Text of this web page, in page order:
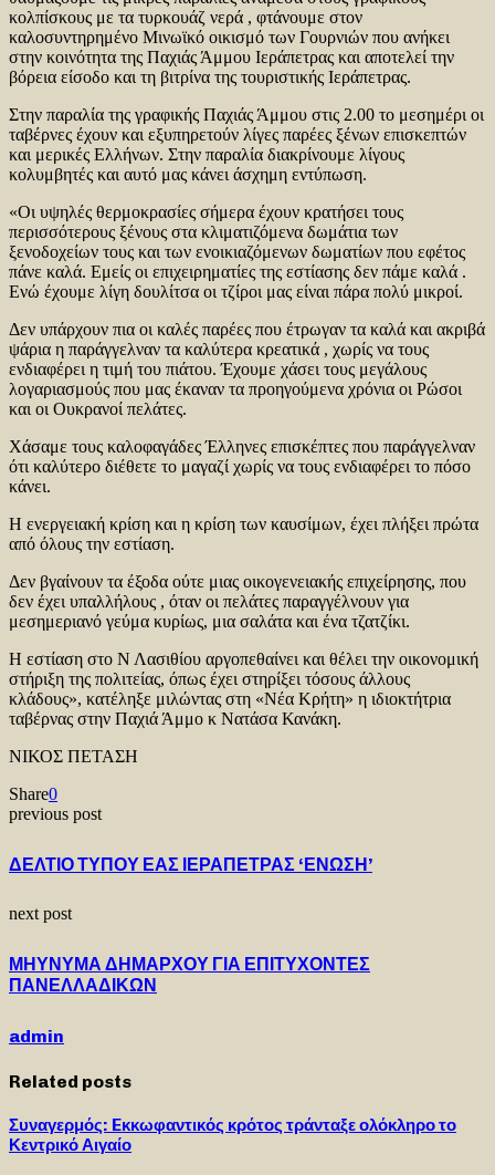
κολπίσκους με τα τυρκουάζ νερά , φτάνουμε στον
καλοσυντηρημένο Μινωϊκό οικισμό των Γουρνιών που ανήκει
στην κοινότητα της Παχιάς Άμμου Ιεράπετρας και αποτελεί την
βόρεια είσοδο και τη βιτρίνα της τουριστικής Ιεράπετρας.
Στην παραλία της γραφικής Παχιάς Άμμου στις 2.00 το μεσημέρι οι
ταβέρνες έχουν και εξυπηρετούν λίγες παρέες ξένων επισκεπτών
και μερικές Ελλήνων. Στην παραλία διακρίνουμε λίγους
κολυμβητές και αυτό μας κάνει άσχημη εντύπωση.
«Οι υψηλές θερμοκρασίες σήμερα έχουν κρατήσει τους
περισσότερους ξένους στα κλιματιζόμενα δωμάτια των
ξενοδοχείων τους και των ενοικιαζόμενων δωματίων που εφέτος
πάνε καλά. Εμείς οι επιχειρηματίες της εστίασης δεν πάμε καλά .
Ενώ έχουμε λίγη δουλίτσα οι τζίροι μας είναι πάρα πολύ μικροί.
Δεν υπάρχουν πια οι καλές παρέες που έτρωγαν τα καλά και ακριβά
ψάρια η παράγγελναν τα καλύτερα κρεατικά , χωρίς να τους
ενδιαφέρει η τιμή του πιάτου. Έχουμε χάσει τους μεγάλους
λογαριασμούς που μας έκαναν τα προηγούμενα χρόνια οι Ρώσοι
και οι Ουκρανοί πελάτες.
Χάσαμε τους καλοφαγάδες Έλληνες επισκέπτες που παράγγελναν
ότι καλύτερο διέθετε το μαγαζί χωρίς να τους ενδιαφέρει το πόσο
κάνει.
Η ενεργειακή κρίση και η κρίση των καυσίμων, έχει πλήξει πρώτα
από όλους την εστίαση.
Δεν βγαίνουν τα έξοδα ούτε μιας οικογενειακής επιχείρησης, που
δεν έχει υπαλλήλους , όταν οι πελάτες παραγγέλνουν για
μεσημεριανό γεύμα κυρίως, μια σαλάτα και ένα τζατζίκι.
Η εστίαση στο Ν Λασιθίου αργοπεθαίνει και θέλει την οικονομική
στήριξη της πολιτείας, όπως έχει στηρίξει τόσους άλλους
κλάδους», κατέληξε μιλώντας στη «Νέα Κρήτη» η ιδιοκτήτρια
ταβέρνας στην Παχιά Άμμο κ Νατάσα Κανάκη.
ΝΙΚΟΣ ΠΕΤΑΣΗ
Share0
previous post
ΔΕΛΤΙΟ ΤΥΠΟΥ ΕΑΣ ΙΕΡΑΠΕΤΡΑΣ ‘ΕΝΩΣΗ’
next post
ΜΗΥΝΥΜΑ ΔΗΜΑΡΧΟΥ ΓΙΑ ΕΠΙΤΥΧΟΝΤΕΣ
ΠΑΝΕΛΛΑΔΙΚΩΝ
admin
Related posts
Συναγερμός: Eκκωφαντικός κρότος τράνταξε ολόκληρο το
Κεντρικό Αιγαίο